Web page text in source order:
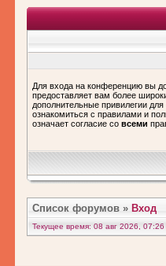
Для входа на конференцию вы
предоставляет вам более
дополнительные привилегии
ознакомиться с правилами и
означает согласие со всеми
Список форумов » Вход
Текущее время: 08 авг 2026,